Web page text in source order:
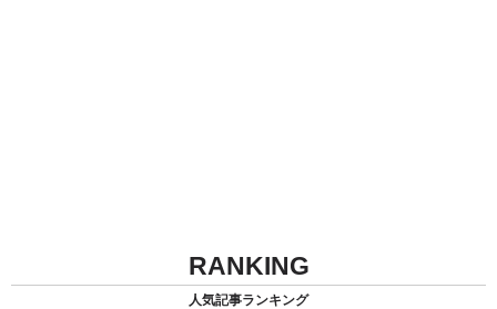
RANKING
人気記事ランキング